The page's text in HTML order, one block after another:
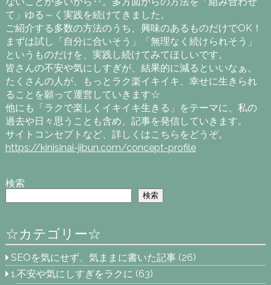
て」ゆる～く実践を続けてきました。
ご紹介する多数の方法のうち、興味のあるものだけでOK！
まずは試し「自分に合いそう」「無理なく続けられそう」
というものだけを、実践し続けてみてほしいです。
皆さんの不安や気にしすぎが、結果的に減るといいなぁ。
たくさんの人が、もっとラク楽イキイキ、幸せに生きられ
ることを願って運営していきます☆
他にも「ラクで楽しくイキイキ生きる」をテーマに、私の
過去や日々思うことも含め、記事を発信していきます。
サイトコンセプトなど、詳しくはこちらをどうぞ。
https://kinisinai-jibun.com/concept-profile
検索
検索
☆カテゴリー☆
SEOを気にせず、気ままに書いた記事 (26)
1.不安や気にしすぎをラクに (63)